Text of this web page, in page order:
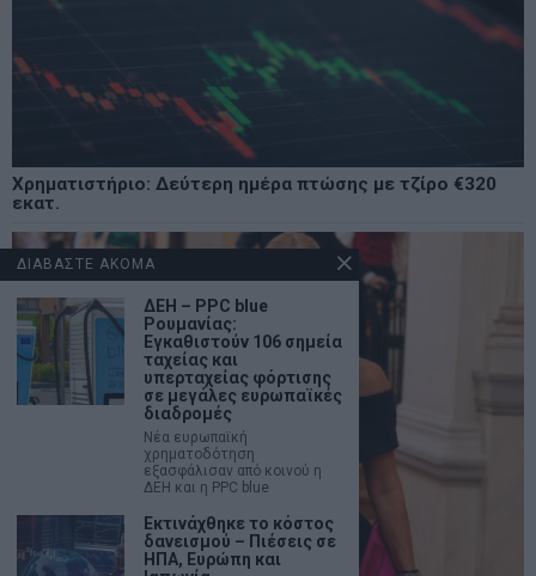
Χρηματιστήριο: Δεύτερη ημέρα πτώσης με τζίρο €320
εκατ.
ΔΙΑΒΑΣΤΕ ΑΚΟΜΑ
ΔΕΗ – PPC blue
Ρουμανίας:
Εγκαθιστούν 106 σημεία
ταχείας και
υπερταχείας φόρτισης
σε μεγάλες ευρωπαϊκές
διαδρομές
Νέα ευρωπαϊκή
χρηματοδότηση
εξασφάλισαν από κοινού η
ΔΕΗ και η PPC blue
Εκτινάχθηκε το κόστος
δανεισμού – Πιέσεις σε
ΗΠΑ, Ευρώπη και